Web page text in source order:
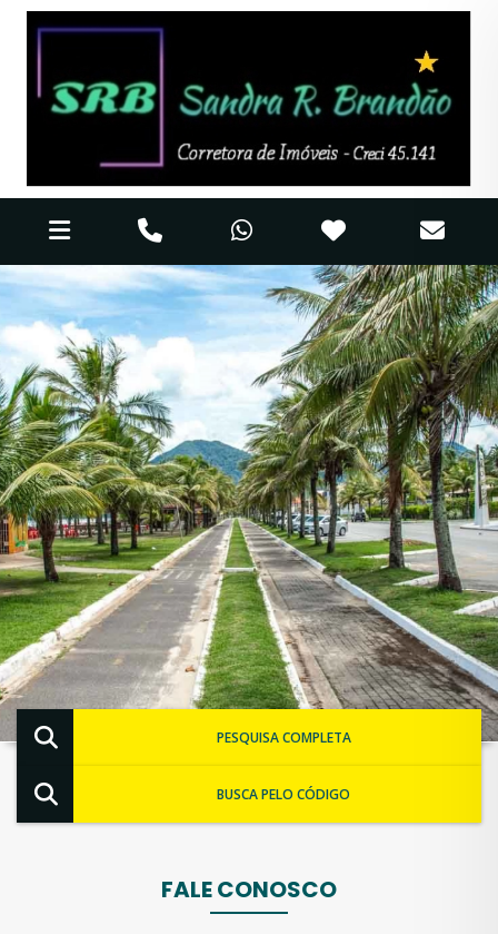
PESQUISA COMPLETA
BUSCA PELO CÓDIGO
FALE CONOSCO